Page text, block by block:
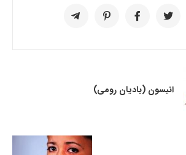
انیسون (بادیان رومی)